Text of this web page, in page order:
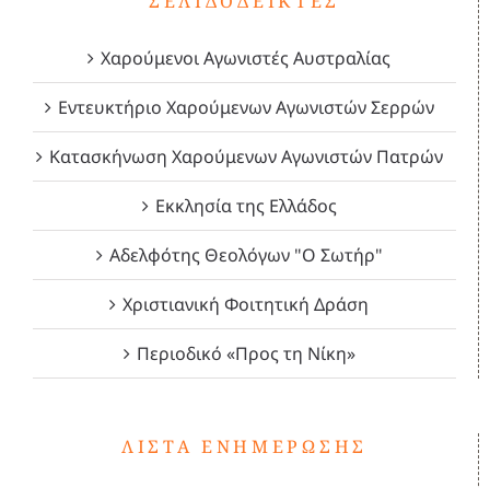
Χαρούμενοι Αγωνιστές Αυστραλίας
Εντευκτήριο Χαρούμενων Αγωνιστών Σερρών
Κατασκήνωση Χαρούμενων Αγωνιστών Πατρών
Εκκλησία της Ελλάδος
Αδελφότης Θεολόγων "Ο Σωτήρ"
Χριστιανική Φοιτητική Δράση
Περιοδικό «Προς τη Νίκη»
ΛΊΣΤΑ ΕΝΗΜΈΡΩΣΗΣ